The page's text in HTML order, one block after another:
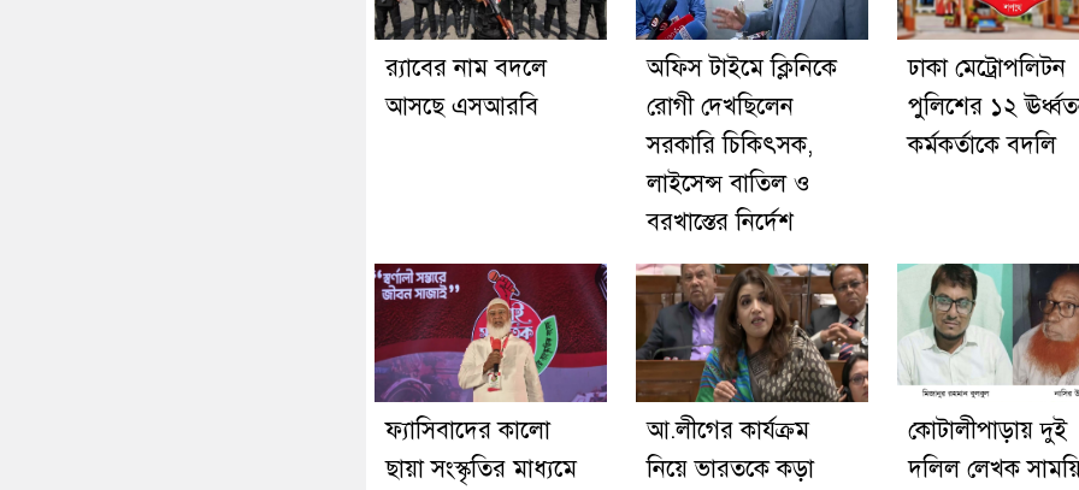
র‍্যাবের নাম বদলে
আসছে এসআরবি
অফিস টাইমে ক্লিনিকে
রোগী দেখছিলেন
সরকারি চিকিৎসক,
লাইসেন্স বাতিল ও
বরখাস্তের নির্দেশ
ঢাকা মেট্রোপলিটন
পুলিশের ১২
কর্মকর্তাকে বদলি
ফ্যাসিবাদের কালো
ছায়া সংস্কৃতির মাধ্যমে
আ.লীগের কার্যক্রম
নিয়ে ভারতকে কড়া
কোটালীপাড়ায় দুই
দলিল লেখক